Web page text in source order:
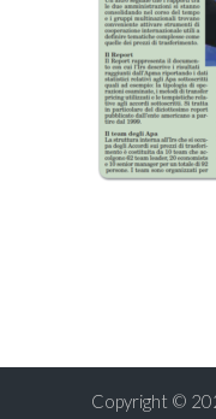
Copyright ©